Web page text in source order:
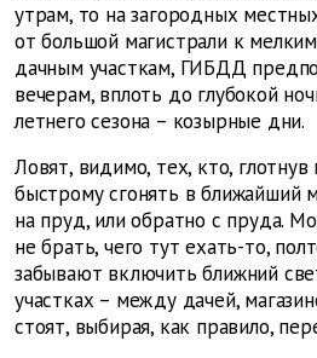
утрам, то на загородных
от большой магистрали к
дачным участкам, ГИБДД
вечерам, вплоть до глубокой
летнего сезона – козырные дни.
Ловят, видимо, тех, кто,
быстрому сгонять в ближайший
на пруд, или обратно с пруда.
не брать, чего тут ехать-то,
забывают включить ближний
участках – между дачей,
стоят, выбирая, как правило,